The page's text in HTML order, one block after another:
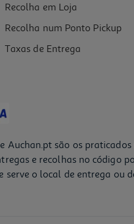
Recolha em Loja
Recolha num Ponto Pickup
Taxas de Entrega
Auchan.pt são os
e recolhas no código
serve o local de entrega